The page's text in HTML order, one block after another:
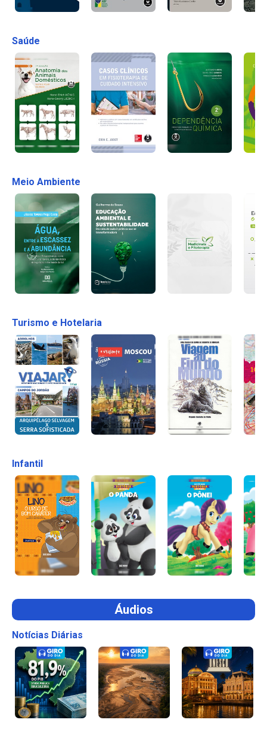
Saúde
Meio Ambiente
Turismo e Hotelaria
Infantil
Áudios
Notícias Diárias